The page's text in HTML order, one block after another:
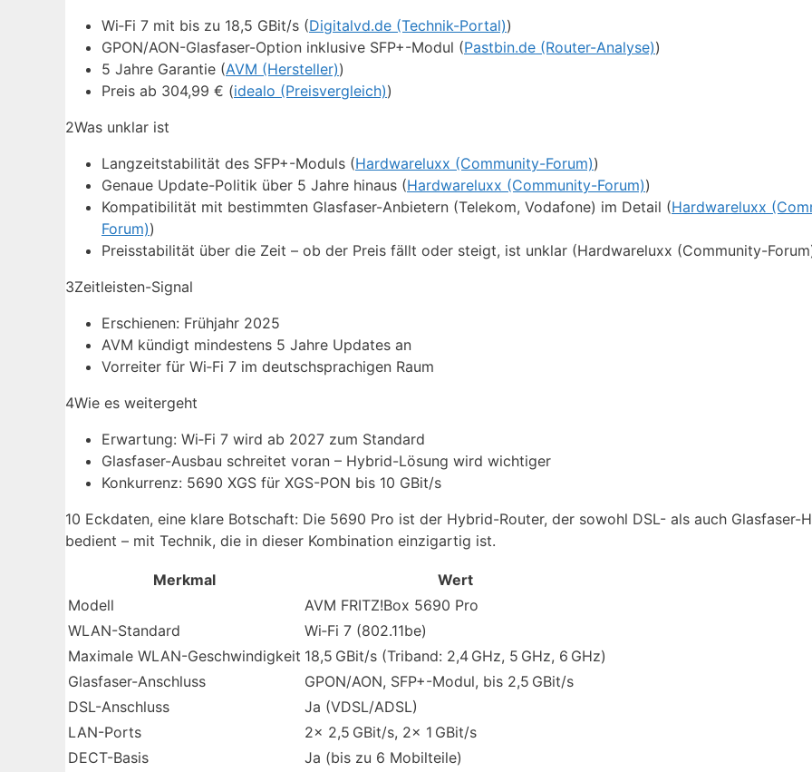
Wi‑Fi 7 mit bis zu 18,5 GBit/s (Digitalvd.de (Technik-Portal))
GPON/AON-Glasfaser-Option inklusive SFP+-Modul (Pastbin.de (Router-Analyse))
5 Jahre Garantie (AVM (Hersteller))
Preis ab 304,99 € (idealo (Preisvergleich))
2Was unklar ist
Langzeitstabilität des SFP+-Moduls (Hardwareluxx (Community-Forum))
Genaue Update-Politik über 5 Jahre hinaus (Hardwareluxx (Community-Forum))
Kompatibilität mit bestimmten Glasfaser-Anbietern (Telekom, Vodafone) im Detail (Hardwareluxx
Forum))
Preisstabilität über die Zeit – ob der Preis fällt oder steigt, ist unklar (Hardwareluxx (Community-
3Zeitleisten-Signal
Erschienen: Frühjahr 2025
AVM kündigt mindestens 5 Jahre Updates an
Vorreiter für Wi‑Fi 7 im deutschsprachigen Raum
4Wie es weitergeht
Erwartung: Wi‑Fi 7 wird ab 2027 zum Standard
Glasfaser-Ausbau schreitet voran – Hybrid-Lösung wird wichtiger
Konkurrenz: 5690 XGS für XGS-PON bis 10 GBit/s
10 Eckdaten, eine klare Botschaft: Die 5690 Pro ist der Hybrid-Router, der sowohl DSL- als auch Glasfaser-
bedient – mit Technik, die in dieser Kombination einzigartig ist.
Merkmal
Wert
Modell
AVM FRITZ!Box 5690 Pro
WLAN-Standard
Wi‑Fi 7 (802.11be)
Maximale WLAN-Geschwindigkeit 18,5 GBit/s (Triband: 2,4 GHz, 5 GHz, 6 GHz)
Glasfaser-Anschluss
GPON/AON, SFP+-Modul, bis 2,5 GBit/s
DSL-Anschluss
Ja (VDSL/ADSL)
LAN-Ports
2× 2,5 GBit/s, 2× 1 GBit/s
DECT-Basis
Ja (bis zu 6 Mobilteile)